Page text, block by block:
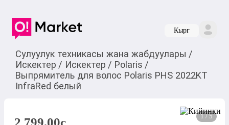
Кырг
Сулуулук техникасы жана жабдуулары /
Искектер / Искектер / Polaris /
Выпрямитель для волос Polaris PHS 2022KT
InfraRed белый
1 / 5
2 799,00c